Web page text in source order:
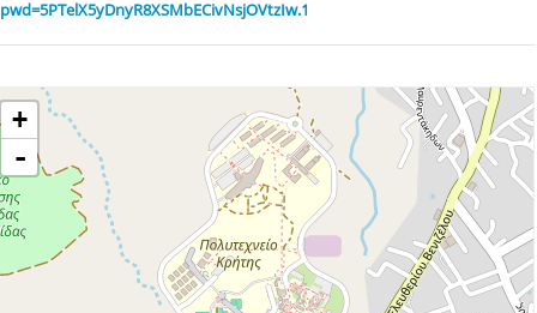
pwd=5PTelX5yDnyR8XSMbECivNsjOVtzIw.1
+
-